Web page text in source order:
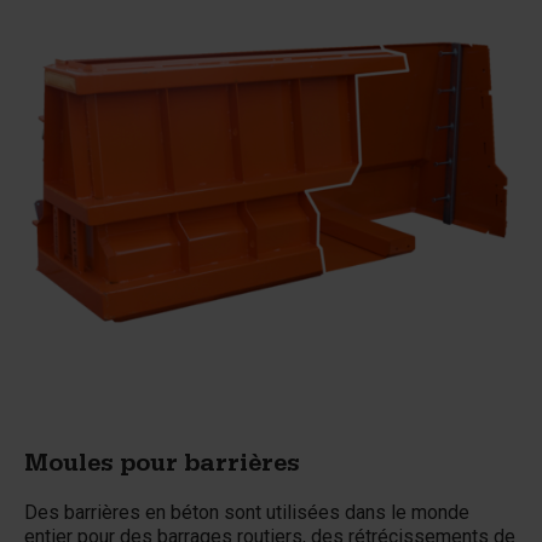
Moules pour barrières
Des barrières en béton sont utilisées dans le monde
entier pour des barrages routiers, des rétrécissements de